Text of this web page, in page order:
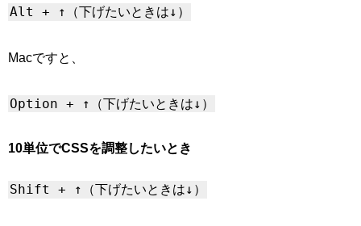
Alt + ↑（下げたいときは↓）
Macですと、
Option + ↑（下げたいときは↓）
10単位でCSSを調整したいとき
Shift + ↑（下げたいときは↓）